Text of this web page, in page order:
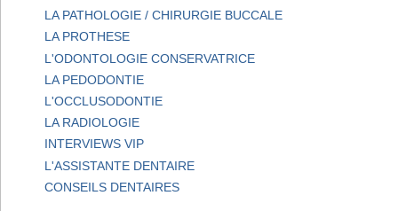
LA PATHOLOGIE / CHIRURGIE BUCCALE
LA PROTHESE
L'ODONTOLOGIE CONSERVATRICE
LA PEDODONTIE
L'OCCLUSODONTIE
LA RADIOLOGIE
INTERVIEWS VIP
L'ASSISTANTE DENTAIRE
CONSEILS DENTAIRES